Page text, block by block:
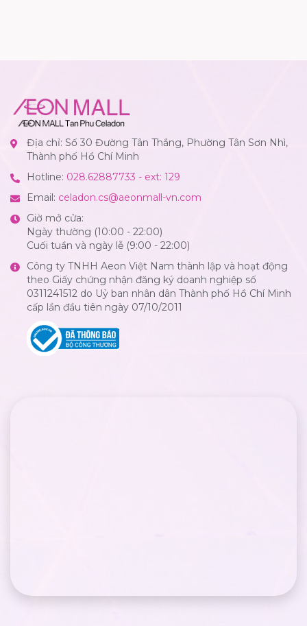
Địa chỉ: Số 30 Đường Tân Thắng, Phường Tân Sơn Nhì,
Thành phố Hồ Chí Minh
Hotline: 028.62887733 - ext: 129
Email: celadon.cs@aeonmall-vn.com
Giờ mở cửa:
Ngày thường (10:00 - 22:00)
Cuối tuần và ngày lễ (9:00 - 22:00)
Công ty TNHH Aeon Việt Nam thành lập và hoạt động
theo Giấy chứng nhận đăng ký doanh nghiệp số
0311241512 do Uỷ ban nhân dân Thành phố Hồ Chí Minh
cấp lần đầu tiên ngày 07/10/2011